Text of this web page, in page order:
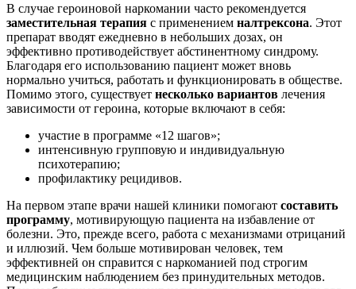
В случае героиновой наркомании часто рекомендуется
заместительная терапия с применением налтрексона. Этот
препарат вводят ежедневно в небольших дозах, он
эффективно противодействует абстинентному синдрому.
Благодаря его использованию пациент может вновь
нормально учиться, работать и функционировать в обществе.
Помимо этого, существует несколько вариантов лечения
зависимости от героина, которые включают в себя:
участие в программе «12 шагов»;
интенсивную групповую и индивидуальную
психотерапию;
профилактику рецидивов.
На первом этапе врачи нашей клиники помогают составить
программу, мотивирующую пациента на избавление от
болезни. Это, прежде всего, работа с механизмами отрицаний
и иллюзий. Чем больше мотивирован человек, тем
эффективней он справится с наркоманией под строгим
медицинским наблюдением без принудительных методов.